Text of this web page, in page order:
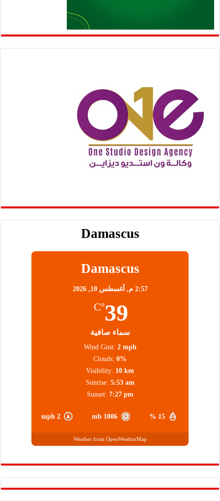
Damascus
Damascus
2:57 م, أغسطس 10, 2026
39
°C
سماء صافية
15 %
1006 mb
2 mph
Wind Gust: 2 mph
Clouds: 0%
Visibility: 10 km
Sunrise: 5:53 am
Sunset: 7:27 pm
Weather from OpenWeatherMap